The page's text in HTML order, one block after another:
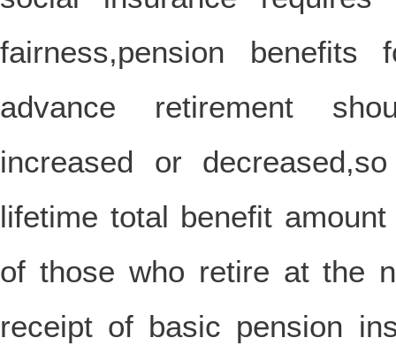
fairness,pension
advance retirement
increased or
lifetime total benefit
of those who retire at the
receipt of basic pension